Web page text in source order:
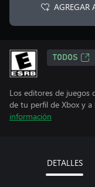
AGREGAR
TODOS
Los editores de juegos
de tu perfil de Xbox y a
información
DETALLES